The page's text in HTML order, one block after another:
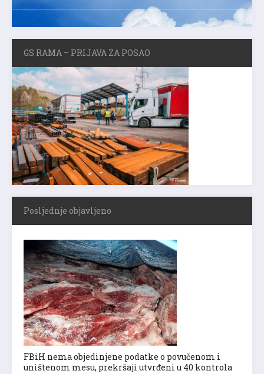
GS RAMA – PRIJAVA ZA POSAO
Posljednje objavljeno
FBiH nema objedinjene podatke o povučenom i
uništenom mesu, prekršaji utvrđeni u 40 kontrola